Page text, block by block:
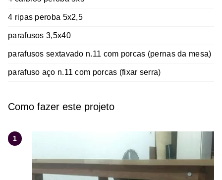
4 ripas peroba 5x2,5
parafusos 3,5x40
parafusos sextavado n.11 com porcas (pernas da mesa)
parafuso aço n.11 com porcas (fixar serra)
Como fazer este projeto
1